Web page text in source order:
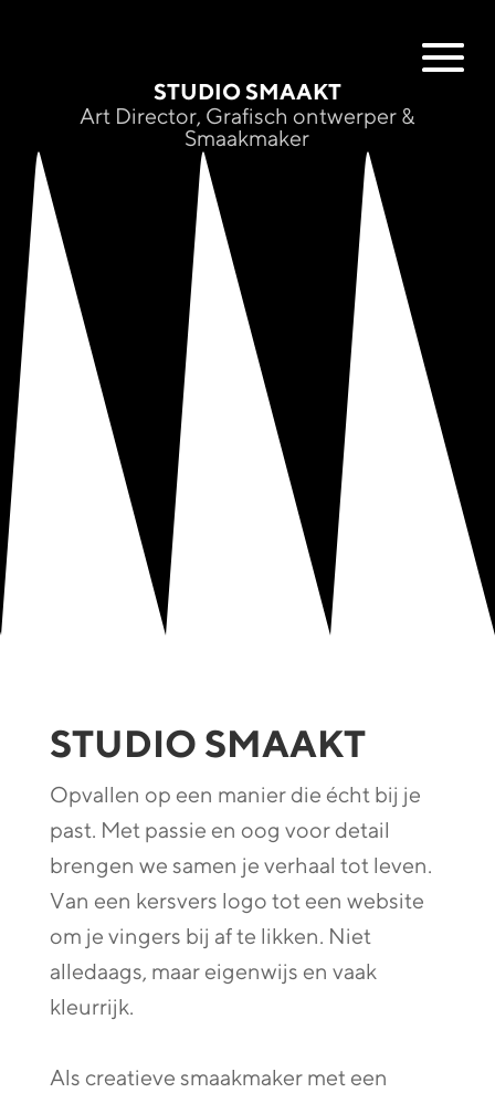
STUDIO SMAAKT
Art Director, Grafisch ontwerper &
Smaakmaker
STUDIO SMAAKT
Opvallen op een manier die écht bij je
past. Met passie en oog voor detail
brengen we samen je verhaal tot leven.
Van een kersvers logo tot een website
om je vingers bij af te likken. Niet
alledaags, maar eigenwijs en vaak
kleurrijk.
Als creatieve smaakmaker met een